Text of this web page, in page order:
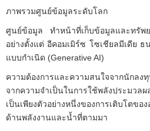
ภาพรวมศูนย์ข้อมูลระดับโลก
ศูนย์ข้อมูล ทำหน้าที่เก็บข้อมูลและทรัพย
อย่างตั้งแต่ อีคอมเมิร์ซ โซเชียลมีเดีย
แบบกำเนิด (Generative AI)
ความต้องการและความสนใจจากนักลง
จากความจำเป็นในการใช้พลังประมว
เป็นเพียงตัวอย่างหนึ่งของการเติบโตขอ
ด้านพลังงานและน้ำที่ตามมา